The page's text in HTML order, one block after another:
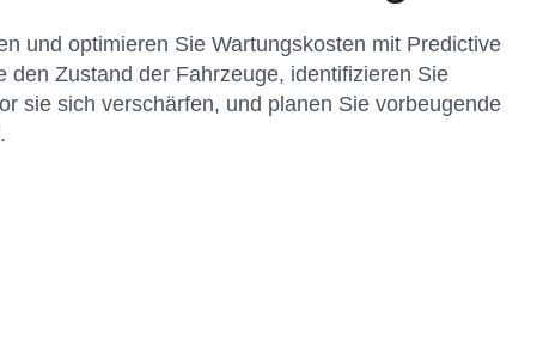
und optimieren Sie Wartungskosten mit Predictive
den Zustand der Fahrzeuge, identifizieren Sie
sie sich verschärfen, und planen Sie vorbeugende